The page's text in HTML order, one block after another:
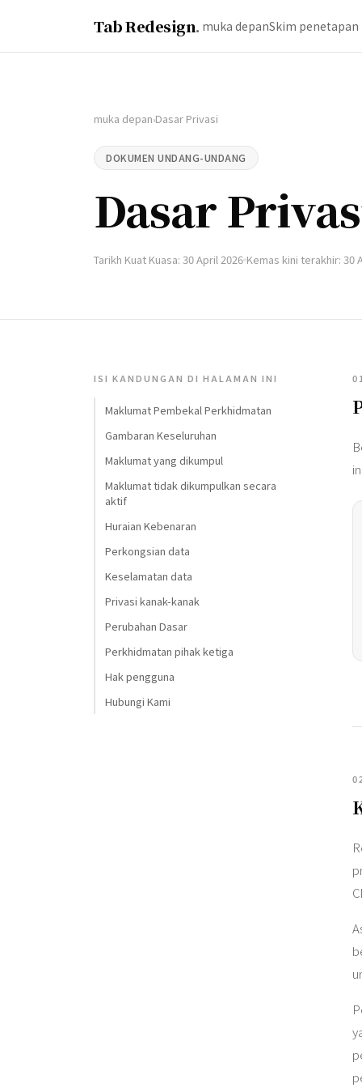
Tab Redesign. muka depanSkim penetapan
muka depan›Dasar Privasi
DOKUMEN UNDANG-UNDANG
Dasar
Tarikh Kuat Kuasa: 30 April 2026 Kemas kini terakhir: 30
ISI KANDUNGAN DI HALAMAN INI
Maklumat Pembekal Perkhidmatan
Gambaran Keseluruhan
Maklumat yang dikumpul
Maklumat tidak dikumpulkan secara
aktif
Huraian Kebenaran
Perkongsian data
Keselamatan data
Privasi kanak-kanak
Perubahan Dasar
Perkhidmatan pihak ketiga
Hak pengguna
Hubungi Kami